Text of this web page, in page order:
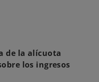
de la alícuota
los ingresos